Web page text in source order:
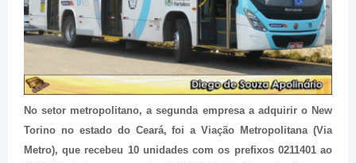
No setor metropolitano, a segunda empresa a adquirir o New
Torino no estado do Ceará, foi a Viação Metropolitana (Via
Metro), que recebeu 10 unidades com os prefixos 0211401 ao